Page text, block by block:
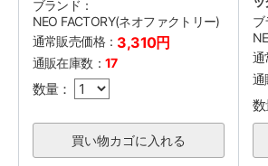
ブランド：
NEO FACTORY(ネオファクトリー)
通常販売価格： 3,310円
通販在庫数： 17
数量：
ブ
通
通
数